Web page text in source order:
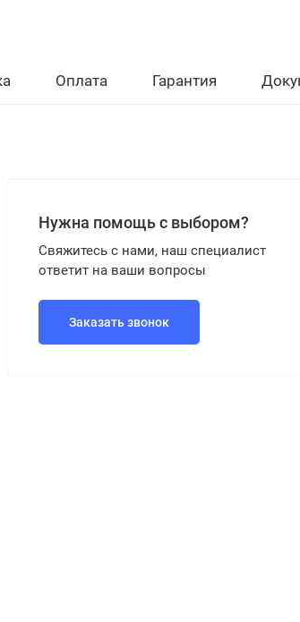
Оплата Гарантия
Нужна помощь с выбором?
Свяжитесь с нами, наш специалист
ответит на ваши вопросы
Заказать звонок